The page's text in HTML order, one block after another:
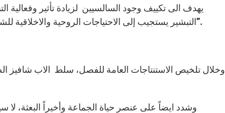
يهدف الى تكييف وجود السالسيين لزيادة تأثير
التبشير يستجيب إلى الاحتياجات الروحية والاخلاقية للشباب الذين يبدون لنا مشتتين، دون مرشد، دون دليل، أو هدف”.
وخلال تلخيص الاستنتاجات العامة للفصل، سلط الاب شافيز
وشدد ايضاً على عنصر حياة الجماعة وأخيراً البعثة، لا